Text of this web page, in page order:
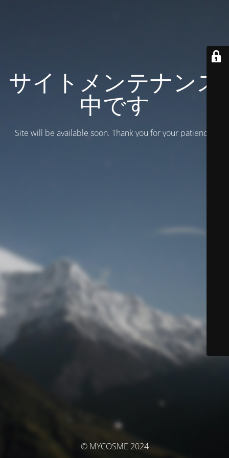
サイトメンテナンス
中です
Site will be available soon. Thank you for your patience!
© MYCOSME 2024